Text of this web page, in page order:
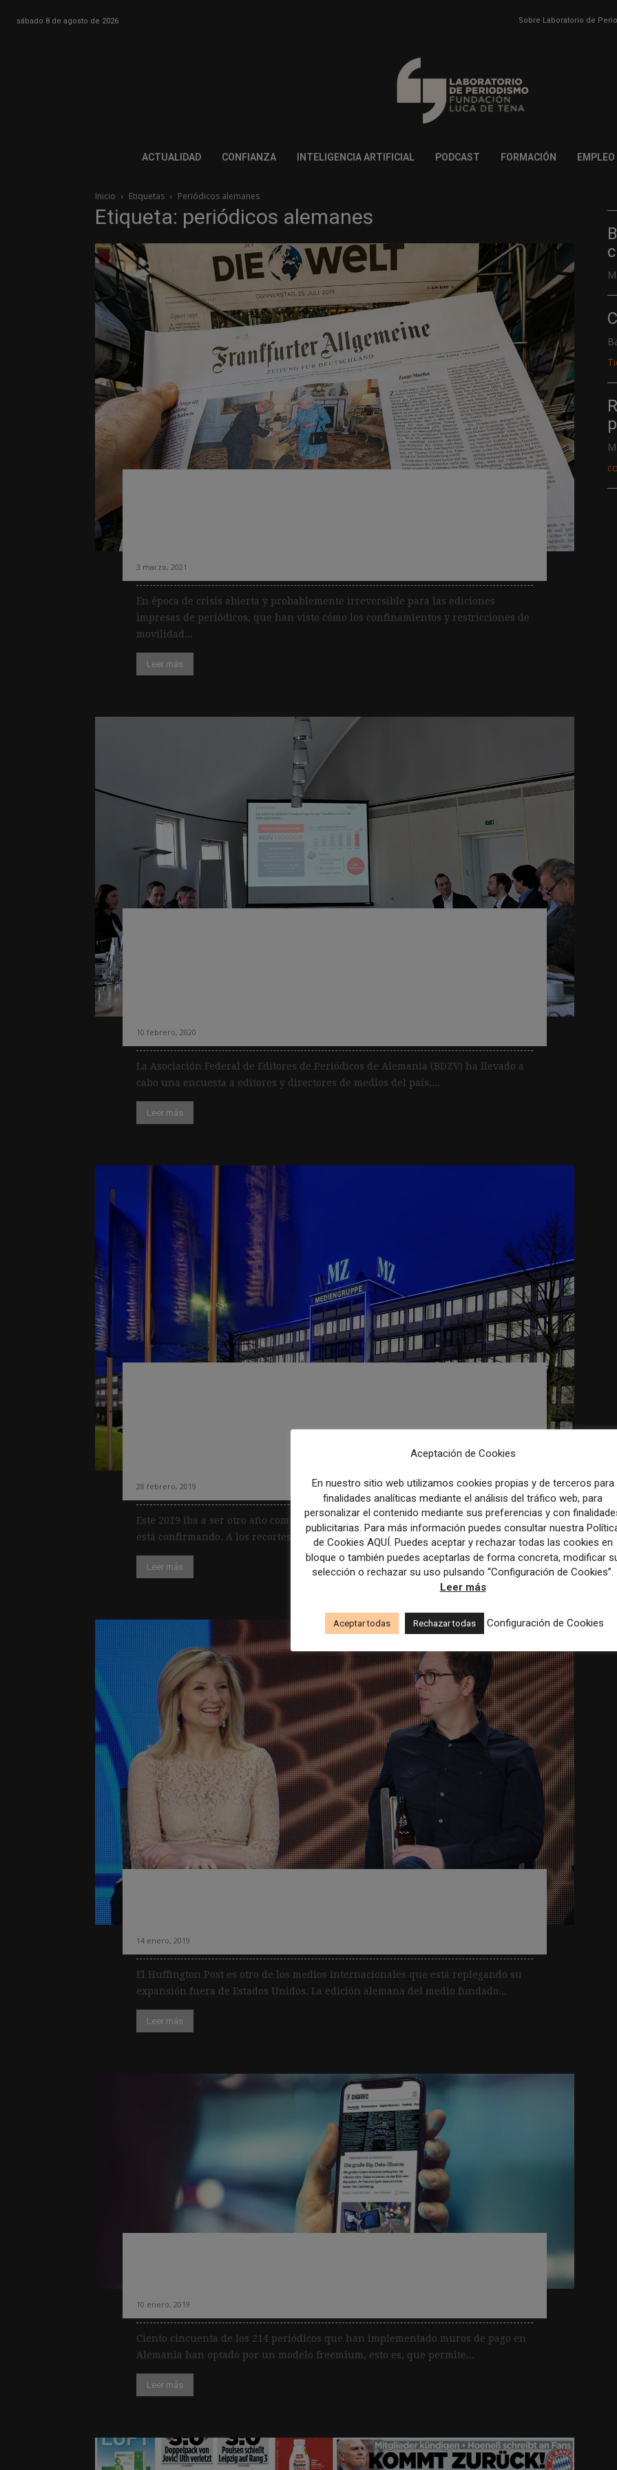
sábado 8 de agosto de 2026 Sobre Laboratorio de
ACTUALIDAD CONFIANZA INTELIGENCIA ARTIFICIAL PODCAST FORMACIÓN EMPLEO
Inicio Etiquetas Periódicos alemanes
Etiqueta: periódicos alemanes
3 marzo, 2021
En época de crisis abierta y probablemente irreversible para las ediciones
impresas de periódicos, que han visto cómo los confinamientos y restricciones de
movilidad...
Leer más
10 febrero, 2020
La Asociación Federal de Editores de Periódicos de Alemania (BDZV) ha llevado a
cabo una encuesta a editores y directores de medios del país,...
Leer más
medios y centrarse en información para
28 febrero, 2019
Este 2019 iba a ser otro año complicado para los medios de comunicación y así se
está confirmando. A los recortes de personal en...
Leer más
14 enero, 2019
El Huffington Post es otro de los medios internacionales que está replegando su
expansión fuera de Estados Unidos. La edición alemana del medio fundado...
Leer más
10 enero, 2019
Ciento cincuenta de los 214 periódicos que han implementado muros de pago en
Alemania han optado por un modelo freemium, esto es, que permite...
Leer más
Aceptación de Cookies
En nuestro sitio web utilizamos cookies propias y de terceros para
finalidades analíticas mediante el análisis del tráfico web, para
personalizar el contenido mediante sus preferencias y con
publicitarias. Para más información puedes consultar nuestra
de Cookies AQUÍ. Puedes aceptar y rechazar todas las cookies en
bloque o también puedes aceptarlas de forma concreta, modificar
selección o rechazar su uso pulsando “Configuración de Cookies”.
Leer más
Aceptar todas Rechazar todas Configuración de Cookies